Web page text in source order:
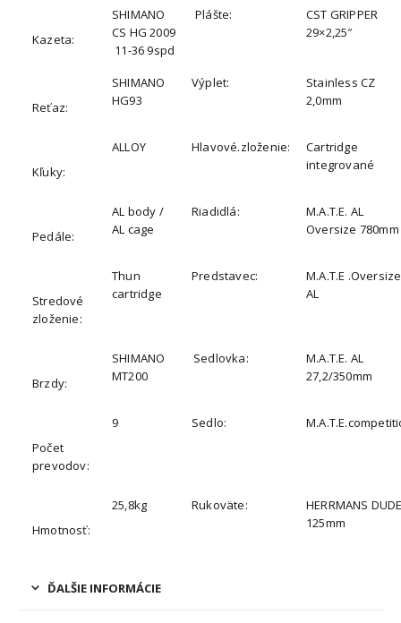
Kazeta:
SHIMANO
CS HG 2009
11-36 9spd
Plášte:
CST GRIPPER
29×2,25″
Reťaz:
SHIMANO
HG93
Výplet:
Stainless CZ
2,0mm
Kľuky:
ALLOY Hlavové.zloženie:
Cartridge
integrované
Pedále:
AL body /
AL cage
Riadidlá:
M.A.T.E. AL
Oversize 780mm
Stredové
zloženie:
Thun
cartridge
Predstavec:
M.A.T.E .Oversize
AL
Brzdy:
SHIMANO
MT200
Sedlovka:
M.A.T.E. AL
27,2/350mm
Počet
prevodov:
9 Sedlo:
Hmotnosť:
25,8kg Rukoväte:
HERRMANS
125mm
ĎALŠIE INFORMÁCIE